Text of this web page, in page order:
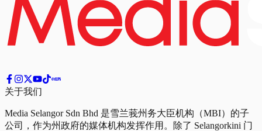
关于我们
Media Selangor Sdn Bhd 是雪兰莪州务大臣机构（MBI）的子
公司，作为州政府的媒体机构发挥作用。除了 Selangorkini 门